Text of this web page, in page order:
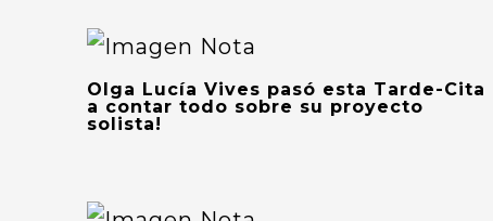
Olga Lucía Vives pasó esta Tarde-Cita
a contar todo sobre su proyecto
solista!